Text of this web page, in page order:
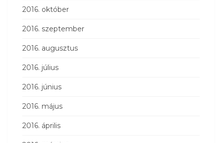
2016. október
2016. szeptember
2016. augusztus
2016. július
2016. június
2016. május
2016. április